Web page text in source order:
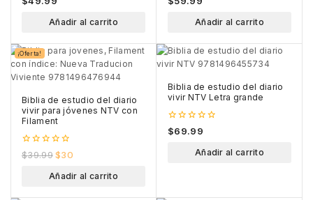
out
Añadir al carrito
out
Añadir al carrito
¡Oferta!
Biblia de estudio del diario
vivir para jóvenes NTV con
Filament
0
out
$39.99 $30
Añadir al carrito
Biblia de estudio del diario
vivir NTV Letra grande
0
out
$69.99
Añadir al carrito